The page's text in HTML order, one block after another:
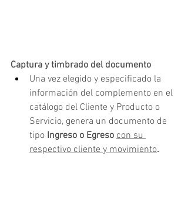
Captura y timbrado del documento
Una vez elegido y especificado la
información del complemento en el
catálogo del Cliente y Producto o
Servicio, genera un documento de
tipo Ingreso o Egreso con su
respectivo cliente y movimiento.